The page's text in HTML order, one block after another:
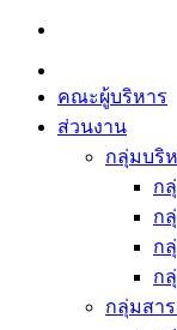
Skip
content
คณะผู้บริหาร
ส่วนงาน
กลุ่มบริ
ก
ก
ก
ก
กลุ่มสาร